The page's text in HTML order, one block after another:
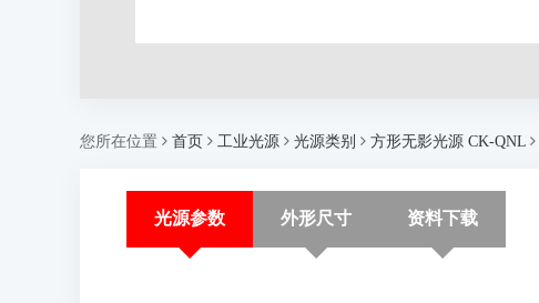
您所在位置 首页 工业光源 光源类别 方形无影光源 CK-QNL
光源参数 外形尺寸 资料下载